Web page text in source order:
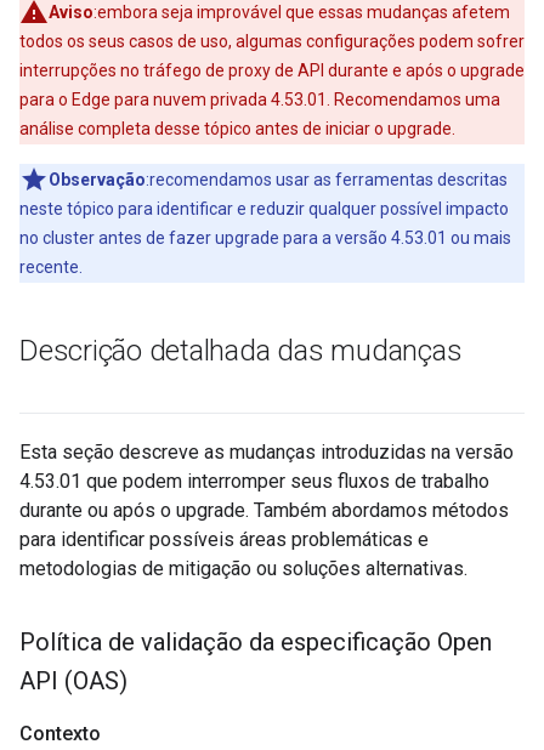
Aviso:embora seja improvável que essas mudanças afetem
todos os seus casos de uso, algumas configurações podem sofrer
interrupções no tráfego de proxy de API durante e após o upgrade
para o Edge para nuvem privada 4.53.01. Recomendamos uma
análise completa desse tópico antes de iniciar o upgrade.
Observação:recomendamos usar as ferramentas descritas
neste tópico para identificar e reduzir qualquer possível impacto
no cluster antes de fazer upgrade para a versão 4.53.01 ou mais
recente.
Descrição detalhada das mudanças
Esta seção descreve as mudanças introduzidas na versão
4.53.01 que podem interromper seus fluxos de trabalho
durante ou após o upgrade. Também abordamos métodos
para identificar possíveis áreas problemáticas e
metodologias de mitigação ou soluções alternativas.
Política de validação da especificação Open
API (OAS)
Contexto